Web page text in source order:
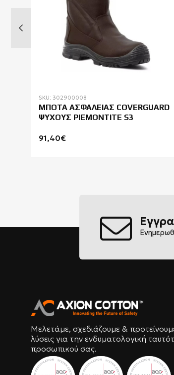
SKU: 302900008
ΜΠΟΤΑ ΑΣΦΑΛΕΙΑΣ COVERGUARD
ΨΥΧΟΥΣ PIEMONTITE S3
91,40€
Μελετάμε, σχεδιάζουμε &
λύσεις για την ενδυματολογική
προσωπικού σας.